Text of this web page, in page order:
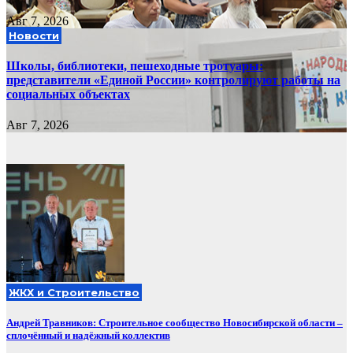
Авг 7, 2026
Новости
Школы, библиотеки, пешеходные тротуары:
представители «Единой России» контролируют работы на
социальных объектах
Авг 7, 2026
ЖКХ и Строительство
Андрей Травников: Строительное сообщество Новосибирской области –
сплочённый и надёжный коллектив